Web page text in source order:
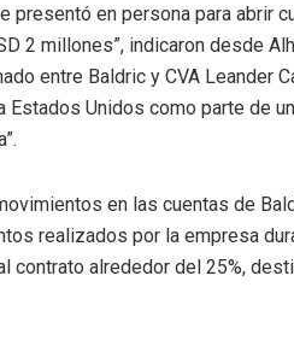
en persona para abrir
2 millones”, indicaron desde
entre Baldric y CVA Leander
Unidos como parte de
en las cuentas de
realizados por la empresa
alrededor del 25%,